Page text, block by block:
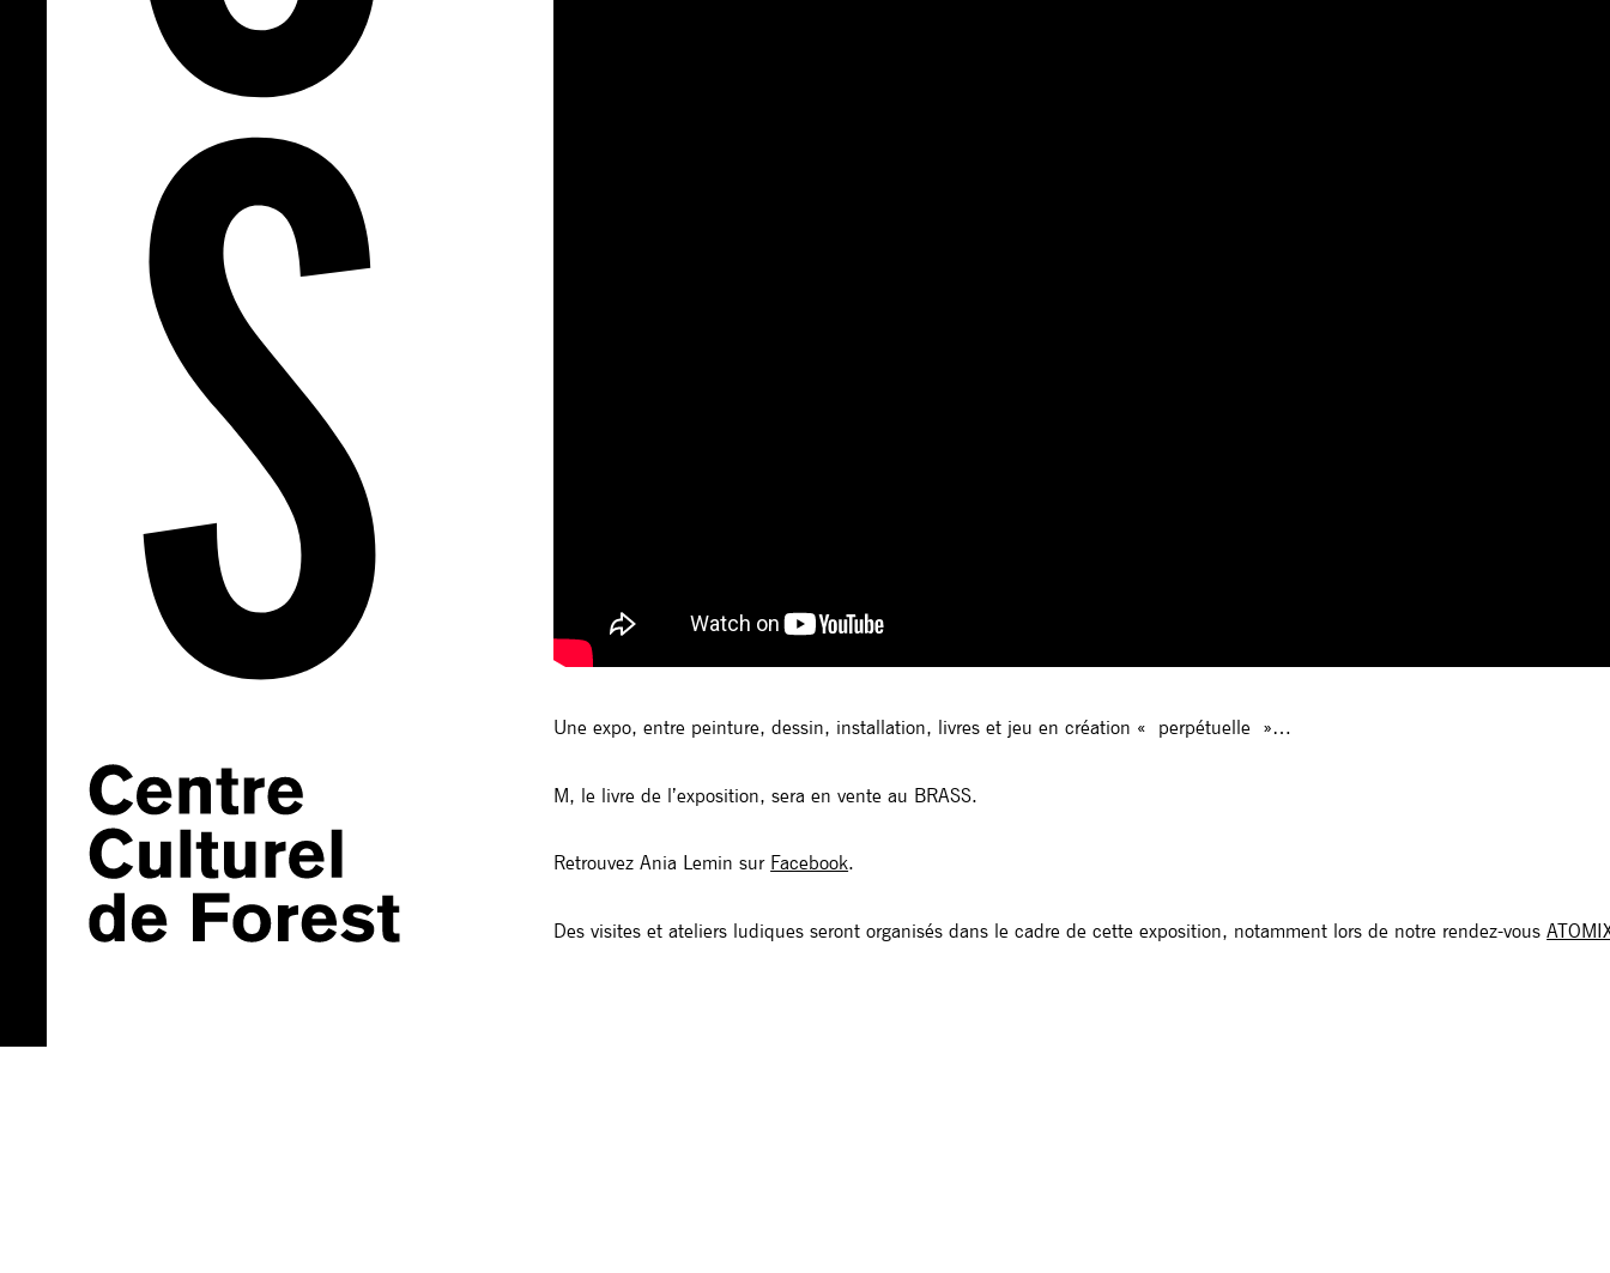
Une expo, entre peinture, dessin, installation, livres et jeu en création « perpétuelle »…
M, le livre de l’exposition, sera en vente au BRASS.
Retrouvez Ania Lemin sur Facebook.
Des visites et ateliers ludiques seront organisés dans le cadre de cette exposition, notamment lors de notre rendez-vous